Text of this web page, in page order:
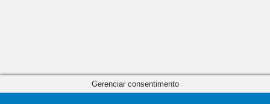
Gerenciar consentimento